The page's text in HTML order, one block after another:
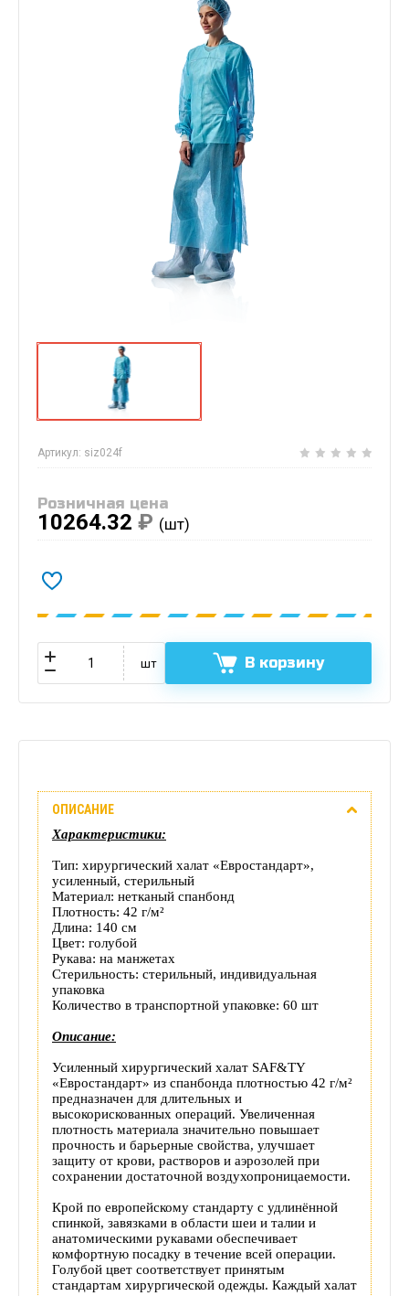
Артикул: siz024f
Розничная цена
10264.32 ₽ (шт)
шт В корзину
Отзывы
(0)
Доставка
этого
товара
ОПИСАНИЕ
Характеристики:
Тип: хирургический халат «Евростандарт»,
усиленный, стерильный
Материал: нетканый спанбонд
Плотность: 42 г/м²
Длина: 140 см
Цвет: голубой
Рукава: на манжетах
Стерильность: стерильный, индивидуальная
упаковка
Количество в транспортной упаковке: 60 шт
Описание:
Усиленный хирургический халат SAF&TY
«Евростандарт» из спанбонда плотностью 42 г/м²
предназначен для длительных и
высокорискованных операций. Увеличенная
плотность материала значительно повышает
прочность и барьерные свойства, улучшает
защиту от крови, растворов и аэрозолей при
сохранении достаточной воздухопроницаемости.
Крой по европейскому стандарту с удлинённой
спинкой, завязками в области шеи и талии и
анатомическими рукавами обеспечивает
комфортную посадку в течение всей операции.
Голубой цвет соответствует принятым
стандартам хирургической одежды. Каждый халат